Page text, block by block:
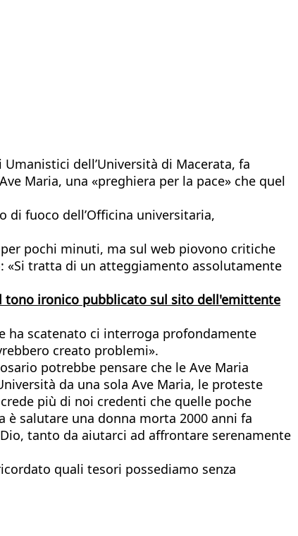
dell’Università di Macerata, fa
Maria, una «preghiera per la pace» che quel
di fuoco dell’Officina universitaria,
pochi minuti, ma sul web piovono critiche
«Si tratta di un atteggiamento assolutamente
tono ironico pubblicato sul sito dell'emittente
ha scatenato ci interroga profondamente
creato problemi».
potrebbe pensare che le Ave Maria
da una sola Ave Maria, le proteste
più di noi credenti che quelle poche
salutare una donna morta 2000 anni fa
tanto da aiutarci ad affrontare serenamente
quali tesori possediamo senza